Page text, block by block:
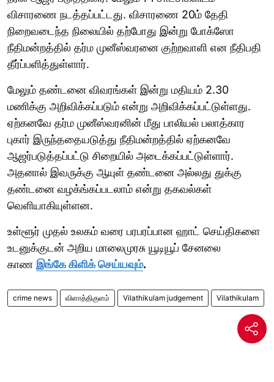
விசாரணை நடத்தப்பட்டது. விசாரணை 20ம் தேதி
நிறைவடைந்த நிலையில் தற்போது இன்று போக்ஸோ
நீதிமன்றத்தில் தர்ம முனீஸ்வரனை குற்றவாளி என நீதிபதி
தீர்ப்பளித்துள்ளார்.
மேலும் தண்டனை விவரங்கள் இன்று மதியம் 2.30
மணிக்கு அறிவிக்கப்படும் என்று அறிவிக்கப்பட்டுள்ளது.
ஏற்கனவே தர்ம முனீஸ்வரனின் மீது பாலியல் பலாத்கார
புகார் இருந்ததையடுத்து நீதிமன்றத்தில் ஏற்கனவே
ஆஜர்படுத்தப்பட்டு சிறையில் அடைக்கப்பட்டுள்ளார்.
அதனால் இவருக்கு ஆயுள் தண்டனை அல்லது துக்கு
தண்டனை வழக்ங்கப்படலாம் என்று தகவல்கள்
வெளியாகியுள்ளன.
உள்ளூர் முதல் உலகம் வரை பரபரப்பான ஹாட் செய்திகளை
உடனுக்குடன் அறிய மாலைமுரசு யூடியூப் சேனலை
காண இங்கே கிளிக் செய்யவும்.
crime news விளாத்திகுளம் Vilathikulam judgement Vilathikulam